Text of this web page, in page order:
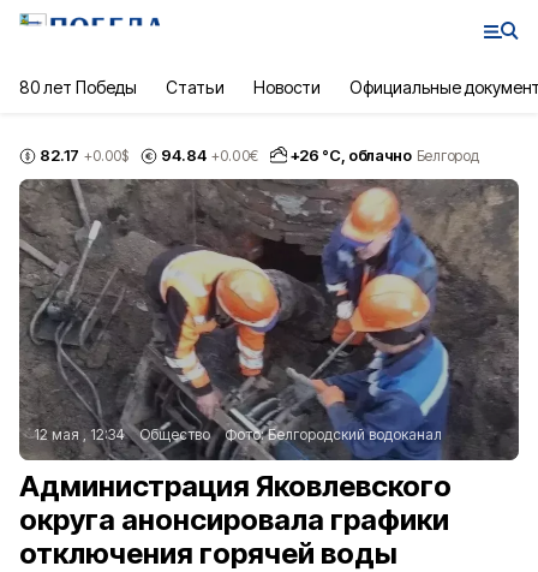
80 лет Победы Статьи Новости Официальные
82.17 +0.00$ 94.84 +0.00€ +26 °С, облачно Белгород
12 мая , 12:34 Общество Фото:Белгородский водоканал
Администрация Яковлевского
округа анонсировала графики
отключения горячей воды